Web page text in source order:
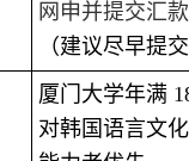
网申并提交汇款
（建议尽早提
厦门大学年满
对韩国语言文